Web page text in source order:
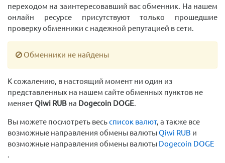
переходом на заинтересовавший вас обменник. На нашем
онлайн ресурсе присутствуют только прошедшие
проверку обменники с надежной репутацией в сети.
Обменники не найдены
К сожалению, в настоящий момент ни один из
представленных на нашем сайте обменных пунктов не
меняет Qiwi RUB на Dogecoin DOGE.
Вы можете посмотреть весьсписок валют, а также все
возможные направления обмены валютыQiwi RUB и
возможные направления обмены валюты Dogecoin DOGE
.